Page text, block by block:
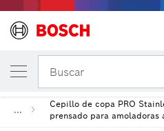
Buscar
...
Cepillo de copa PRO
prensado para amoladoras
Cepillo de copa PRO